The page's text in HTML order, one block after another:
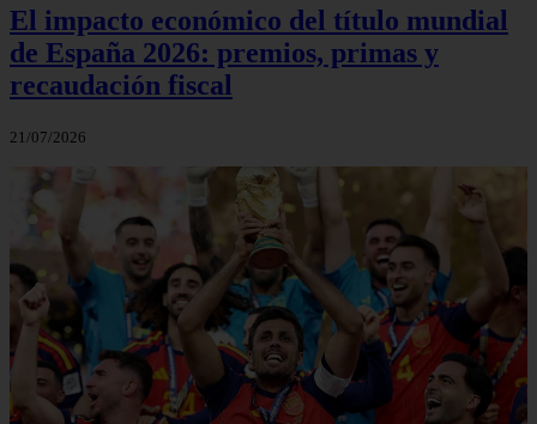
El impacto económico del título mundial
de España 2026: premios, primas y
recaudación fiscal
21/07/2026